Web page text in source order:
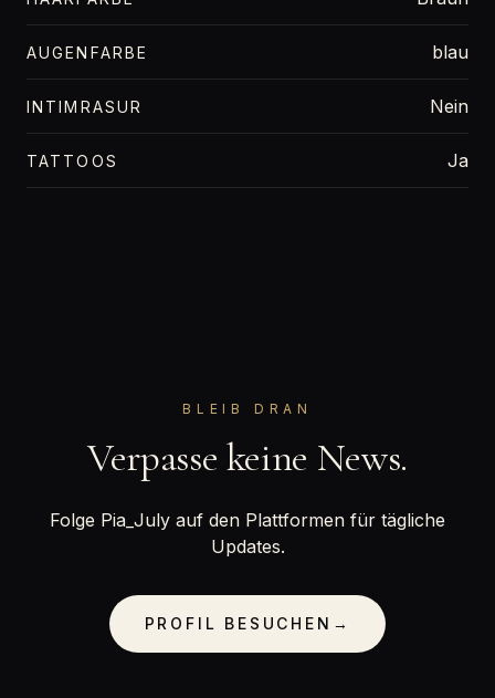
AUGENFARBE blau
INTIMRASUR Nein
TATTOOS Ja
BLEIB DRAN
Verpasse keine News.
Folge Pia_July auf den Plattformen für tägliche
Updates.
PROFIL BESUCHEN →